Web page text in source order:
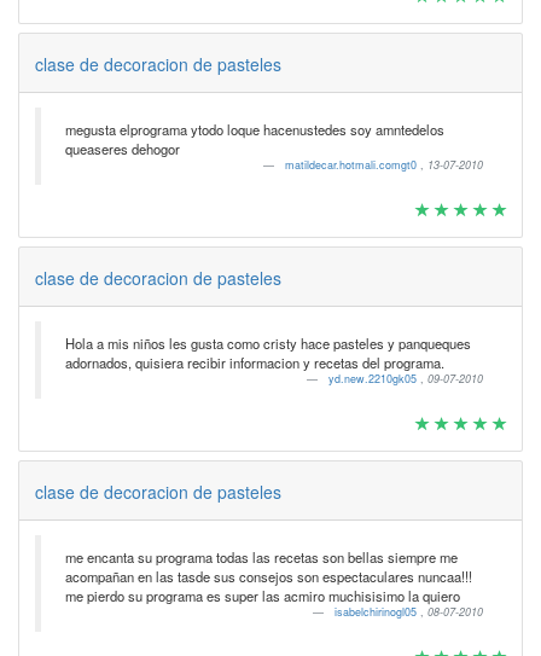
clase de decoracion de pasteles
megusta elprograma ytodo loque hacenustedes soy amntedelos
queaseres dehogor
matildecar.hotmali.comgt0 , 13-07-2010
clase de decoracion de pasteles
Hola a mis niños les gusta como cristy hace pasteles y panqueques
adornados, quisiera recibir informacion y recetas del programa.
yd.new.2210gk05 , 09-07-2010
clase de decoracion de pasteles
me encanta su programa todas las recetas son bellas siempre me
acompañan en las tasde sus consejos son espectaculares nuncaa!!!
me pierdo su programa es super las acmiro muchisisimo la quiero
isabelchirinogl05 , 08-07-2010